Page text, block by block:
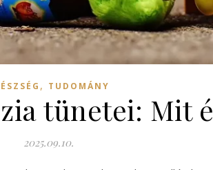
, TUDOMÁNY
tünetei: Mit
2025.09.10.